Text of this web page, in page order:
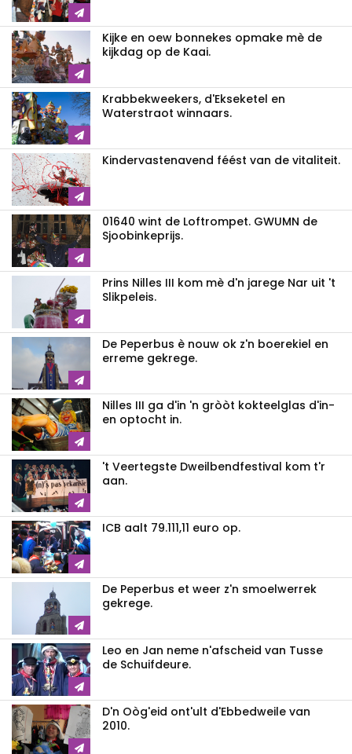
Kijke en oew bonnekes opmake mè de
kijkdag op de Kaai.
Krabbekweekers, d'Ekseketel en
Waterstraot winnaars.
Kindervastenavend féést van de vitaliteit.
01640 wint de Loftrompet. GWUMN de
Sjoobinkeprijs.
Prins Nilles III kom mè d'n jarege Nar uit 't
Slikpeleis.
De Peperbus è nouw ok z'n boerekiel en
erreme gekrege.
Nilles III ga d'in 'n gròòt kokteelglas d'in-
en optocht in.
't Veertegste Dweilbendfestival kom t'r
aan.
ICB aalt 79.111,11 euro op.
De Peperbus et weer z'n smoelwerrek
gekrege.
Leo en Jan neme n'afscheid van Tusse
de Schuifdeure.
D'n Oòg'eid ont'ult d'Ebbedweile van
2010.